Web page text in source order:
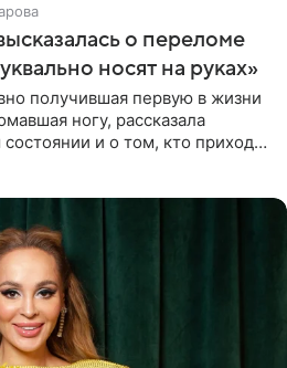
о переломе
носят на руках»
получившая первую в жизни
ногу, рассказала
и о том, кто приходит